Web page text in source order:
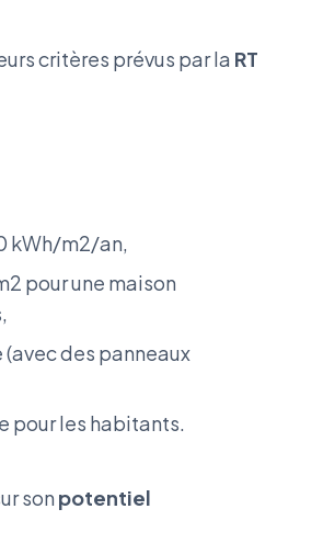
critères prévus par la RT
kWh/m2/an,
pour une maison
des panneaux
pour les habitants.
son potentiel